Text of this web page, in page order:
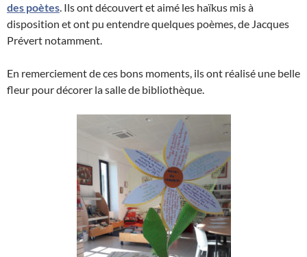
des poètes. Ils ont découvert et aimé les haïkus mis à
disposition et ont pu entendre quelques poèmes, de Jacques
Prévert notamment.
En remerciement de ces bons moments, ils ont réalisé une belle
fleur pour décorer la salle de bibliothèque.